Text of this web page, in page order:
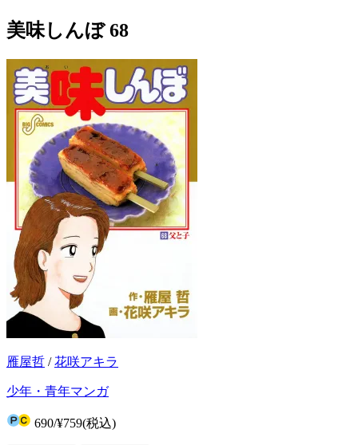
美味しんぼ 68
雁屋哲 /花咲アキラ
少年・青年マンガ
690/¥759(税込)